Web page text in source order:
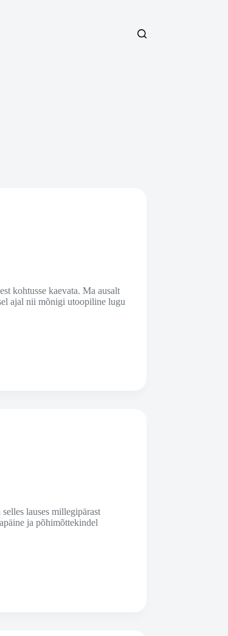
kohtusse kaevata. Ma ausalt
ajal nii mõnigi utoopiline lugu
lauses millegipärast
ja põhimõttekindel